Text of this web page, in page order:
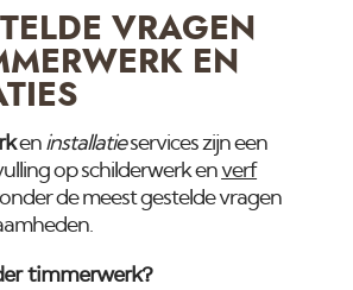
waren geplaatst, hebben wij
plafonds gestukadoord en
des Bouvrie-wit, met een
voor extra duurzaamheid.
VRAGEN
EN
en installatieservices zijn een
op schilderwerk enverf
de meest gestelde vragen
timmerwerk?